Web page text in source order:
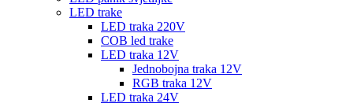
LED trake
LED traka 220V
COB led trake
LED traka 12V
Jednobojna traka 12V
RGB traka 12V
LED traka 24V